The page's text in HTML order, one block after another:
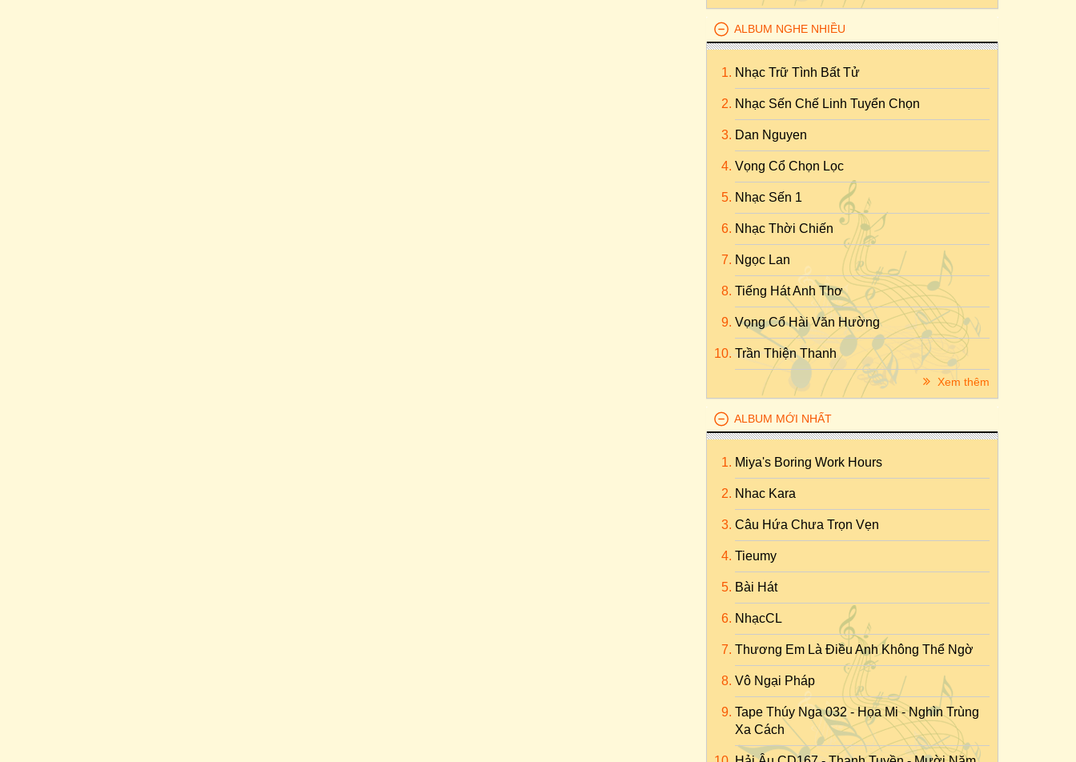
ALBUM NGHE NHIỀU
Nhạc Trữ Tình Bất Tử
Nhạc Sến Chế Linh Tuyển Chọn
Dan Nguyen
Vọng Cổ Chọn Lọc
Nhạc Sến 1
Nhạc Thời Chiến
Ngọc Lan
Tiếng Hát Anh Thơ
Vọng Cổ Hài Văn Hường
Trần Thiện Thanh
Xem thêm
ALBUM MỚI NHẤT
Miya's Boring Work Hours
Nhac Kara
Câu Hứa Chưa Trọn Vẹn
Tieumy
Bài Hát
NhạcCL
Thương Em Là Điều Anh Không Thể Ngờ
Vô Ngại Pháp
Tape Thúy Nga 032 - Họa Mi - Nghìn Trùng
Xa Cách